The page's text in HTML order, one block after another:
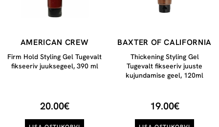
AMERICAN CREW
Firm Hold Styling Gel Tugevalt
fikseeriv juuksegeel, 390 ml
20.00€
BAXTER OF CALIFORNIA
Thickening Styling Gel
Tugevalt fikseeriv juuste
kujundamise geel, 120ml
19.00€